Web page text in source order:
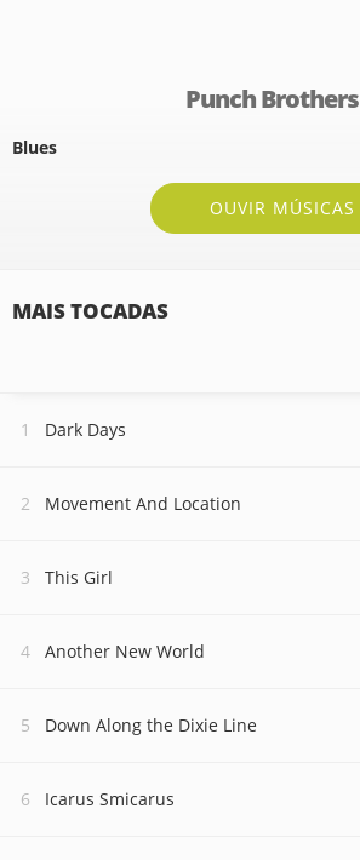
Punch Brothers
Blues
OUVIR MÚSICAS
MAIS TOCADAS
Dark Days
Movement And Location
This Girl
Another New World
Down Along the Dixie Line
Icarus Smicarus